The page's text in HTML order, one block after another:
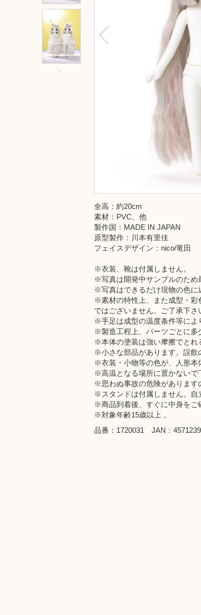
全高：約20cm
素材：PVC、他
製作国：MADE IN JAPAN
原型製作：川本有里佳
フェイスデザイン：nico/竜田
※衣装、靴は付属しません。
※写真は開発中サンプルのため
※写真はできるだけ現物の色に
※素材の特性上、また成型・彩
ではございません。ご了承下さ
※手足は成型の温度条件等によ
※製造工程上、パーツごとに多
※本体の塗装は強い摩擦でとれ
※小さな部品があります。誤飲
※衣装・小物等の色が、人形本
※高温となる場所に置かないで
※思わぬ事故の危険があります
※スタンドは付属しません。自
※商品到着後、すぐに中身をご
※対象年齢15歳以上 。
品番：1720031 JAN：